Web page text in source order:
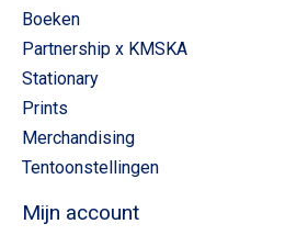
Boeken
Partnership x KMSKA
Stationary
Prints
Merchandising
Tentoonstellingen
Mijn account